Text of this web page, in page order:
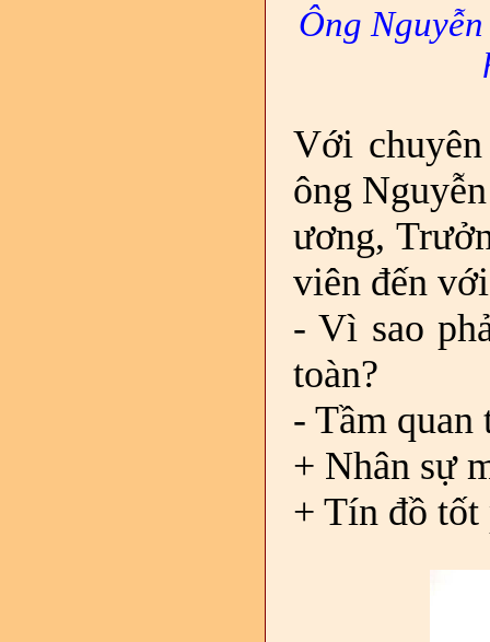
Ông
Với
ông
ương,
viên đến
- Vì sao
toàn?
- Tầm quan
+ Nhân sự
+ Tín đồ tốt